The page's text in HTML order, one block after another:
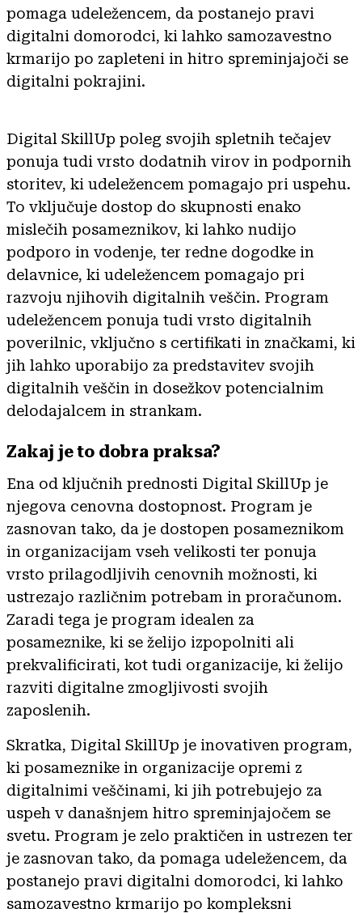
pomaga udeležencem, da postanejo pravi
digitalni domorodci, ki lahko samozavestno
krmarijo po zapleteni in hitro spreminjajoči se
digitalni pokrajini.
Digital SkillUp poleg svojih spletnih tečajev
ponuja tudi vrsto dodatnih virov in podpornih
storitev, ki udeležencem pomagajo pri uspehu.
To vključuje dostop do skupnosti enako
mislečih posameznikov, ki lahko nudijo
podporo in vodenje, ter redne dogodke in
delavnice, ki udeležencem pomagajo pri
razvoju njihovih digitalnih veščin. Program
udeležencem ponuja tudi vrsto digitalnih
poverilnic, vključno s certifikati in značkami, ki
jih lahko uporabijo za predstavitev svojih
digitalnih veščin in dosežkov potencialnim
delodajalcem in strankam.
Zakaj je to dobra praksa?
Ena od ključnih prednosti Digital SkillUp je
njegova cenovna dostopnost. Program je
zasnovan tako, da je dostopen posameznikom
in organizacijam vseh velikosti ter ponuja
vrsto prilagodljivih cenovnih možnosti, ki
ustrezajo različnim potrebam in proračunom.
Zaradi tega je program idealen za
posameznike, ki se želijo izpopolniti ali
prekvalificirati, kot tudi organizacije, ki želijo
razviti digitalne zmogljivosti svojih
zaposlenih.
Skratka, Digital SkillUp je inovativen program,
ki posameznike in organizacije opremi z
digitalnimi veščinami, ki jih potrebujejo za
uspeh v današnjem hitro spreminjajočem se
svetu. Program je zelo praktičen in ustrezen ter
je zasnovan tako, da pomaga udeležencem, da
postanejo pravi digitalni domorodci, ki lahko
samozavestno krmarijo po kompleksni